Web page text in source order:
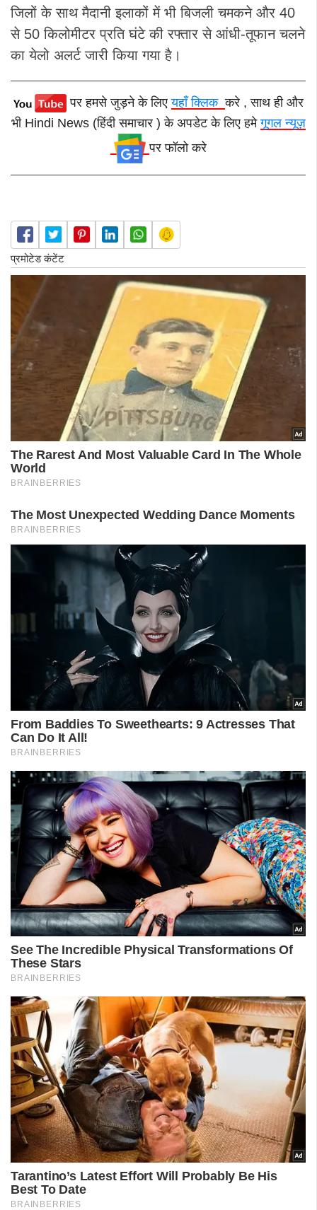
जिलों के साथ मैदानी इलाकों में भी बिजली चमकने और 40
से 50 किलोमीटर प्रति घंटे की रफ्तार से आंधी-तूफान चलने
का येलो अलर्ट जारी किया गया है।
पर हमसे जुड़ने के लिएयहाँ क्लिककरे , साथ ही और
भी Hindi News (हिंदी समाचार ) के अपडेट के लिए हमेगूगल न्यूज़
पर फॉलो करे